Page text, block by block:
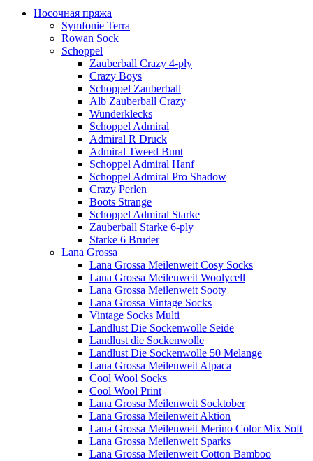
Носочная пряжа
Symfonie Terra
Rowan Sock
Schoppel
Zauberball Crazy 4-ply
Crazy Boys
Schoppel Zauberball
Alb Zauberball Crazy
Wunderklecks
Schoppel Admiral
Admiral R Druck
Admiral Tweed Bunt
Schoppel Admiral Hanf
Schoppel Admiral Pro Shadow
Crazy Perlen
Boots Strange
Schoppel Admiral Starke
Zauberball Starke 6-ply
Starke 6 Bruder
Lana Grossa
Lana Grossa Meilenweit Cosy Socks
Lana Grossa Meilenweit Woolycell
Lana Grossa Meilenweit Sooty
Lana Grossa Vintage Socks
Vintage Socks Multi
Landlust Die Sockenwolle Seide
Landlust die Sockenwolle
Landlust Die Sockenwolle 50 Melange
Lana Grossa Meilenweit Alpaca
Cool Wool Socks
Cool Wool Print
Lana Grossa Meilenweit Socktober
Lana Grossa Meilenweit Aktion
Lana Grossa Meilenweit Merino Color Mix Soft
Lana Grossa Meilenweit Sparks
Lana Grossa Meilenweit Cotton Bamboo